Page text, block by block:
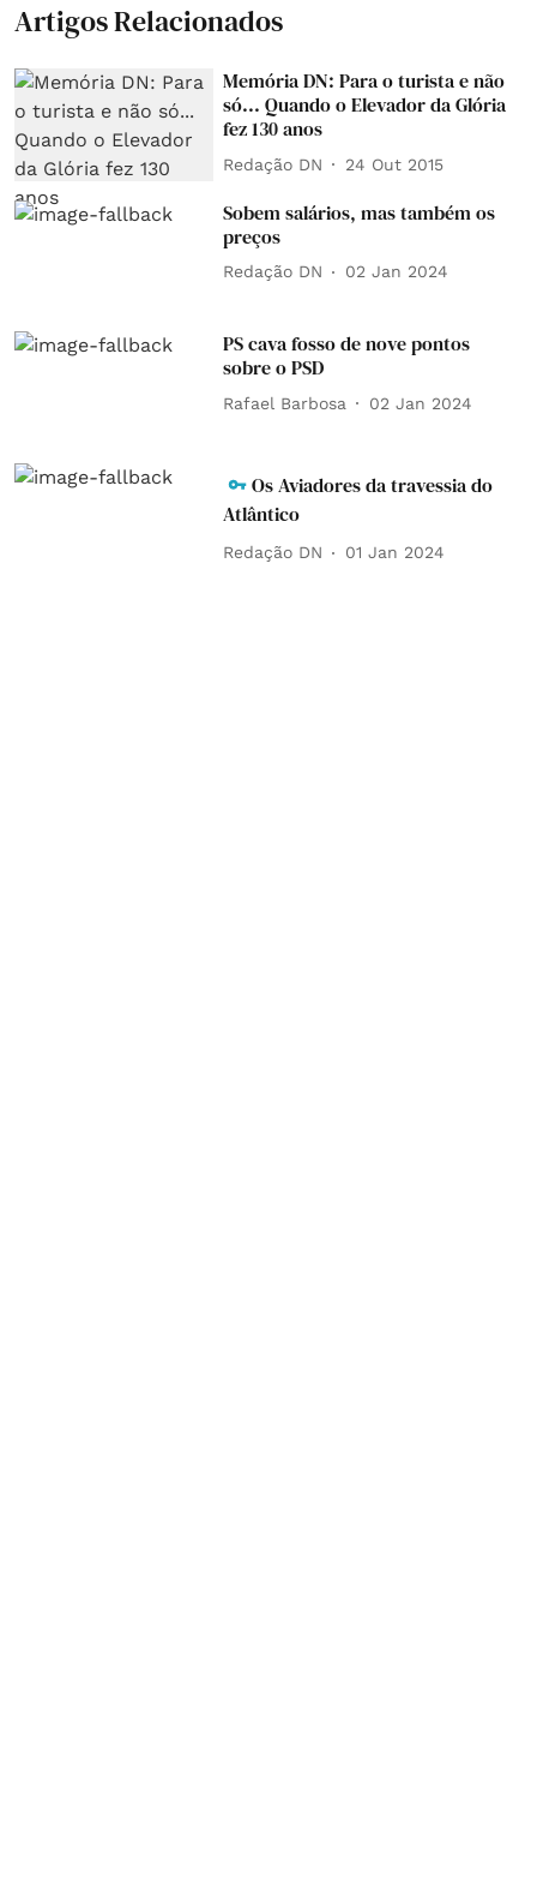
Artigos Relacionados
Memória DN: Para o turista e não
só... Quando o Elevador da Glória
fez 130 anos
Redação DN 24 Out 2015
Sobem salários, mas também os
preços
Redação DN 02 Jan 2024
PS cava fosso de nove pontos
sobre o PSD
Rafael Barbosa 02 Jan 2024
Os Aviadores da travessia do
Atlântico
Redação DN 01 Jan 2024